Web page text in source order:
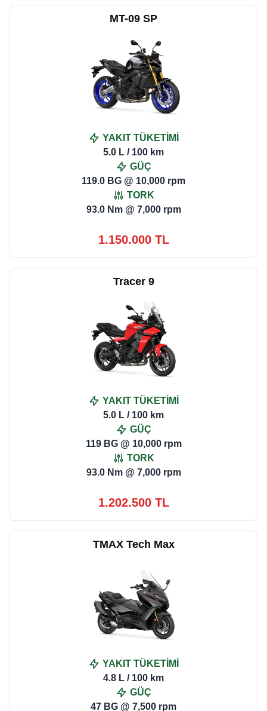
MT-09 SP
YAKIT TÜKETİMİ
5.0 L / 100 km
GÜÇ
119.0 BG @ 10,000 rpm
TORK
93.0 Nm @ 7,000 rpm
1.150.000 TL
Tracer 9
YAKIT TÜKETİMİ
5.0 L / 100 km
GÜÇ
119 BG @ 10,000 rpm
TORK
93.0 Nm @ 7,000 rpm
1.202.500 TL
TMAX Tech Max
YAKIT TÜKETİMİ
4.8 L / 100 km
GÜÇ
47 BG @ 7,500 rpm